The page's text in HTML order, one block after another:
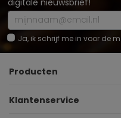
Ja, ik schrijf me in voor de
Producten
Klantenservice